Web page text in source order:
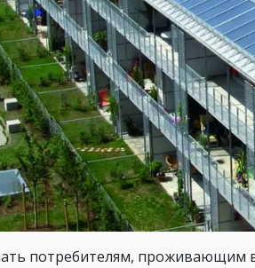
потребителям, проживающим